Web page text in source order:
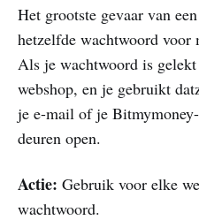
Het grootste gevaar van
hetzelfde wachtwoord voor
Als je wachtwoord is
webshop, en je gebruikt
je e-mail of je
deuren open.
Actie: Gebruik voor elke
wachtwoord.